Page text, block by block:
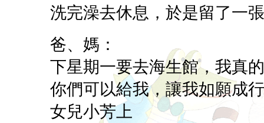
洗完澡去休息，於是留了一
爸、媽：
下星期一要去海生館，我真
你們可以給我，讓我如願成
女兒小芳上